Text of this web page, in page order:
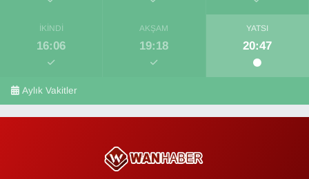
İKINDI
16:06
AKŞAM
19:18
YATSI
20:47
Aylık Vakitler